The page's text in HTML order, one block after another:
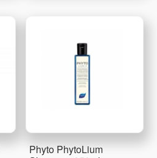
Phyto PhytoLium